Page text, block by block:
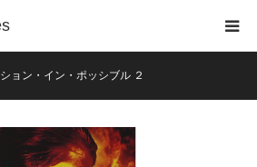
ョン・イン・ポッシブル ２